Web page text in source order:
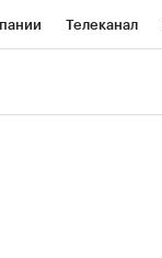
Телеканал